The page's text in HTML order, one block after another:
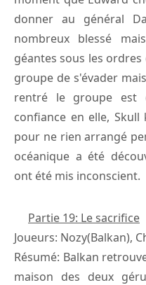
donner au général
nombreux blessé
géantes sous les
groupe de s'évader
rentré le groupe est
confiance en elle,
pour ne rien arrangé
océanique a été
ont été mis inconscient.
Partie 19: Le sacrifice
Joueurs: Nozy(Balkan),
Résumé: Balkan
maison des deux